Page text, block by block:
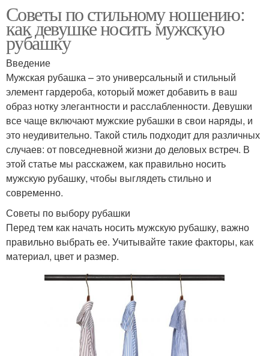
Советы по стильному ношению:
как девушке носить мужскую
рубашку
Введение
Мужская рубашка – это универсальный и стильный
элемент гардероба, который может добавить в ваш
образ нотку элегантности и расслабленности. Девушки
все чаще включают мужские рубашки в свои наряды, и
это неудивительно. Такой стиль подходит для различных
случаев: от повседневной жизни до деловых встреч. В
этой статье мы расскажем, как правильно носить
мужскую рубашку, чтобы выглядеть стильно и
современно.
Советы по выбору рубашки
Перед тем как начать носить мужскую рубашку, важно
правильно выбрать ее. Учитывайте такие факторы, как
материал, цвет и размер.